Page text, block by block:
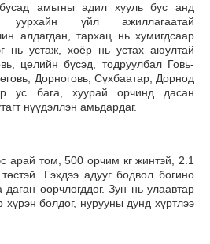
амьтны адил хууль бус анд
үйл ажиллагаатай
алдагдан, тархац нь хумигдсаар
нь устаж, хоёр нь устах аюултай
цөлийн бүсэд, тодруулбал Говь-
Дорноговь, Сүхбаатар, Дорнод
ус бага, хуурай орчинд дасан
нүүдэллэн амьдардаг.
арай том, 500 орчим кг жинтэй, 2.1
Гэхдээ адууг бодвол богино
өөрчлөгддөг. Зун нь улаавтар
болдог, нурууны дунд хүртлээ